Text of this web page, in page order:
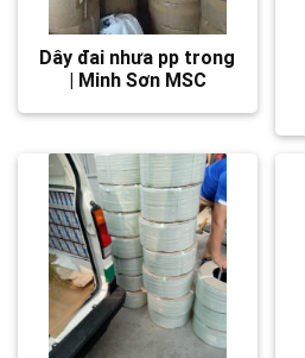
Dây đai nhưa pp trong
| Minh Sơn MSC